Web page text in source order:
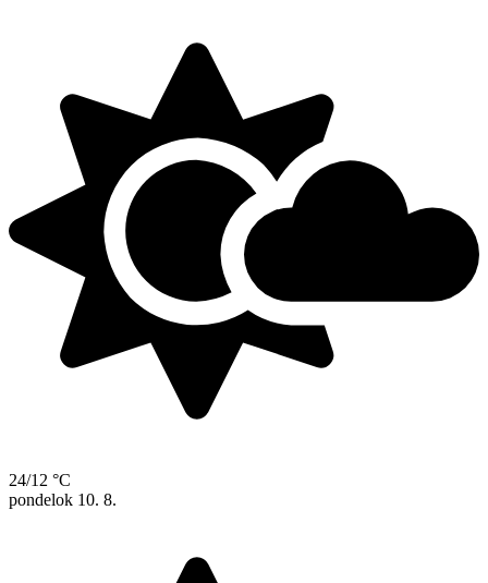
24/12 °C
pondelok 10. 8.